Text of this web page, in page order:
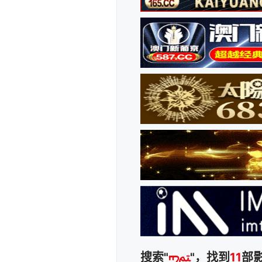
搜索" ᡢﱲ"，找到11部